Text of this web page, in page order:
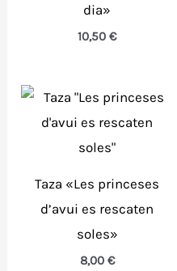
dia»
10,50€
Taza «Les princeses
d’avui es rescaten
soles»
8,00 €